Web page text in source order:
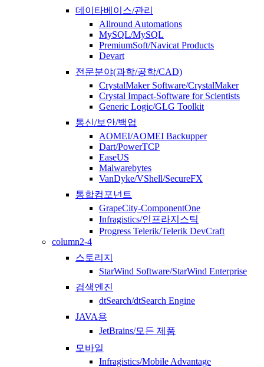
데이타베이스/관리
Allround Automations
MySQL/MySQL
PremiumSoft/Navicat Products
Devart
전문분야(과학/공학/CAD)
CrystalMaker Software/CrystalMaker
Crystal Impact-Software for Scientists
Generic Logic/GLG Toolkit
통신/보안/백업
AOMEI/AOMEI Backupper
Dart/PowerTCP
EaseUS
Malwarebytes
VanDyke/VShell/SecureFX
통합컴포넌트
GrapeCity-ComponentOne
Infragistics/인프라지스틱
Progress Telerik/Telerik DevCraft
column2-4
스토리지
StarWind Software/StarWind Enterprise
검색엔진
dtSearch/dtSearch Engine
JAVA용
JetBrains/모든 제품
모바일
Infragistics/Mobile Advantage